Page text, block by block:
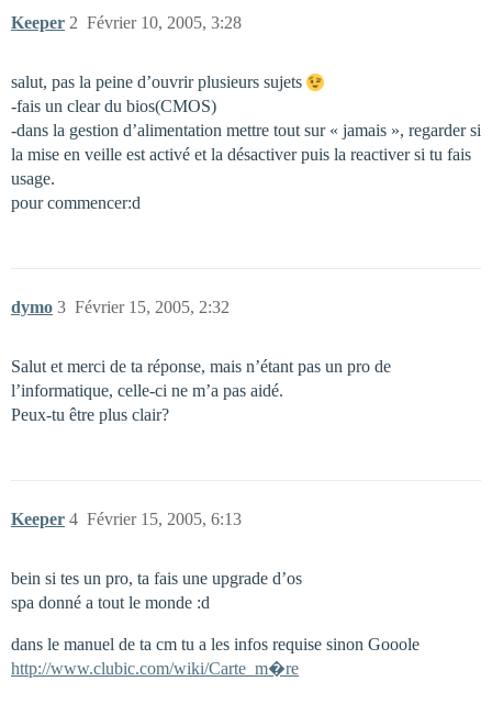
Keeper Février 10, 2005, 3:28
2
salut, pas la peine d’ouvrir plusieurs sujets
-fais un clear du bios(CMOS)
-dans la gestion d’alimentation mettre tout sur « jamais », regarder si
la mise en veille est activé et la désactiver puis la reactiver si tu fais
usage.
pour commencer:d
dymo Février 15, 2005, 2:32
3
Salut et merci de ta réponse, mais n’étant pas un pro de
l’informatique, celle-ci ne m’a pas aidé.
Peux-tu être plus clair?
Keeper Février 15, 2005, 6:13
4
bein si tes un pro, ta fais une upgrade d’os
spa donné a tout le monde :d
dans le manuel de ta cm tu a les infos requise sinon Gooole
http://www.clubic.com/wiki/Carte_m�re